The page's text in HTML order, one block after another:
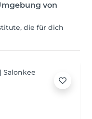
von
die für dich